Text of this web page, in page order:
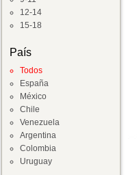
12-14
15-18
País
Todos
España
México
Chile
Venezuela
Argentina
Colombia
Uruguay